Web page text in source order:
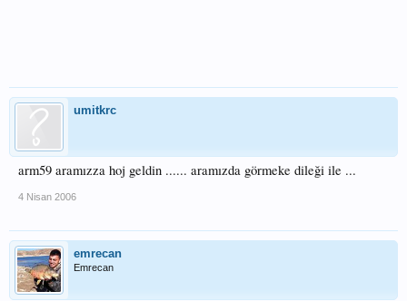
umitkrc
arm59 aramızza hoj geldin ...... aramızda görmeke dileği ile ...
4 Nisan 2006
emrecan
Emrecan